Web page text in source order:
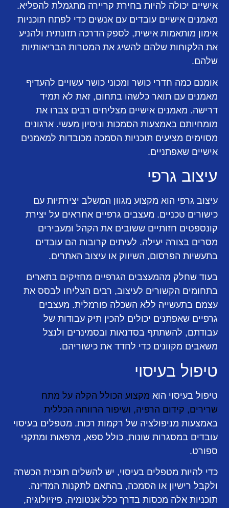
אישיים יכולה להיות בחירת קריירה מתגמלת להפליא.
מאמנים אישיים עובדים עם אנשים כדי לפתח תוכניות
אימון מותאמות אישית, לספק הדרכה תזונתית ולהניע
את הלקוחות שלהם להשיג את המטרות הבריאותיות
שלהם.
אומנם כמה חדרי כושר ומכוני כושר עשויים להעדיף
מאמנים עם תואר כלשהו בתחום, זאת לא תמיד
דרישה. מאמנים אישיים מצליחים רבים צברו את
מומחיותם באמצעות הסמכות וניסיון מעשי. ארגונים
מסוימים מציעים תוכניות הסמכה מכובדות למאמנים
אישיים שאפתניים.
עיצוב גרפי
עיצוב גרפי הוא מקצוע מגוון המשלב יצירתיות עם
כישורים טכניים. מעצבים גרפיים אחראים על יצירת
קונספטים חזותיים ששובים את הקהל ומעבירים
מסרים בצורה יעילה. לעיתים קרובות הם עובדים
בתעשיות הפרסום, השיווק או עיצוב האתרים.
בעוד שחלק מהמעצבים הגרפיים מחזיקים בתארים
בתחומים הקשורים לעיצוב, רבים הצליחו לבסס את
עצמם בתעשייה ללא השכלה פורמלית. מעצבים
גרפיים שאפתנים יכולים להכין תיק עבודות של
עבודתם, להשתתף בסדנאות ובסמינרים ולנצל
משאבים מקוונים כדי לחדד את כישוריהם.
טיפול בעיסוי
טיפול בעיסוי הוא מקצוע הכולל הקלה על מתח
שרירים, קידום הרפיה, ושיפור הרווחה הכללית
באמצעות מניפולציה של רקמות רכות. מטפלים בעיסוי
עובדים במסגרות שונות, כולל ספא, מרפאות ומתקני
ספורט.
כדי להיות מטפלים בעיסוי, יש להשלים תוכנית הכשרה
ולקבל רישיון או הסמכה, בהתאם לתקנות המדינה.
תוכניות אלה מכסות בדרך כלל אנטומיה, פיזיולוגיה,